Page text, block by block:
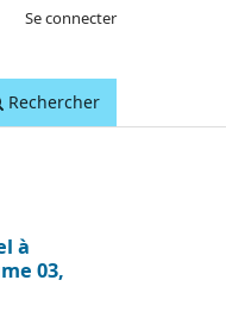
Rechercher
Se connecter
à
03,